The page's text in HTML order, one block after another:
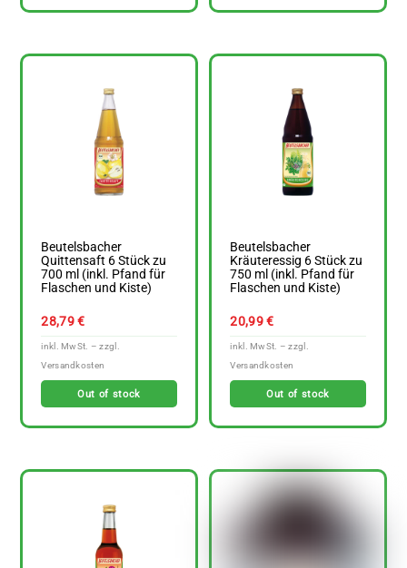
Beutelsbacher
Quittensaft 6 Stück zu
700 ml (inkl. Pfand für
Flaschen und Kiste)
28,79€
Out of stock
Beutelsbacher
Kräuteressig 6 Stück zu
750 ml (inkl. Pfand für
Flaschen und Kiste)
20,99€
Out of stock